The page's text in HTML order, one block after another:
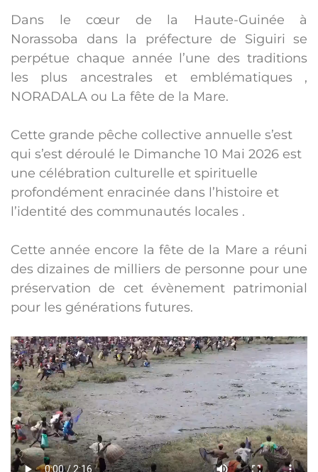
Dans le cœur de la Haute-Guinée à
Norassoba dans la préfecture de Siguiri se
perpétue chaque année l’une des traditions
les plus ancestrales et emblématiques ,
NORADALA ou La fête de la Mare.
Cette grande pêche collective annuelle s’est
qui s’est déroulé le Dimanche 10 Mai 2026 est
une célébration culturelle et spirituelle
profondément enracinée dans l’histoire et
l’identité des communautés locales .
Cette année encore la fête de la Mare a réuni
des dizaines de milliers de personne pour une
préservation de cet évènement patrimonial
pour les générations futures.